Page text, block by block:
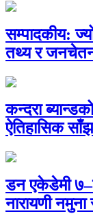
सम्पादकीय:
तथ्य र
कन्दरा
ऐतिहासिक साँझ
डन एकेडेमी
नारायणी